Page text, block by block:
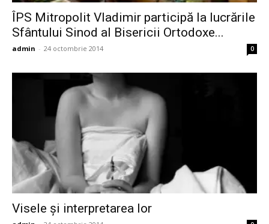
ÎPS Mitropolit Vladimir participă la lucrările
Sfântului Sinod al Bisericii Ortodoxe...
admin - 24 octombrie 2014 0
Visele şi interpretarea lor